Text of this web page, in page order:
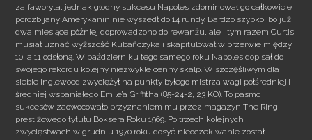
za faworyta, jednak głodny sukcesu Napoles zdominował go całkowicie i
porozbijany Amerykanin nie wyszedł do 14 rundy. Bardzo szybko, bo już
dwa miesiące później doprowadzono do rewanżu, ale i tym razem Curtis
musiał uznać wyższość Kubańczyka i skapitulował w przerwie między
10, a 11 odsłoną. W październiku tego samego roku Napoles dopisał do
swojego rekordu kolejny niezwykle cenny skalp. W szczęśliwym dla
siebie Inglewood zwyciężył na punkty byłego mistrza wagi półśredniej i
średniej wspaniałego Emile’a Griffitha (85-24-2, 23 KO). To pasmo
sukcesów zaowocowało przyznaniem mu przez magazyn The Ring
prestiżowego tytułu Boksera Roku 1969. Po trzech kolejnych
zwycięstwach w grudniu 1970 roku dosyć nieoczekiwanie został